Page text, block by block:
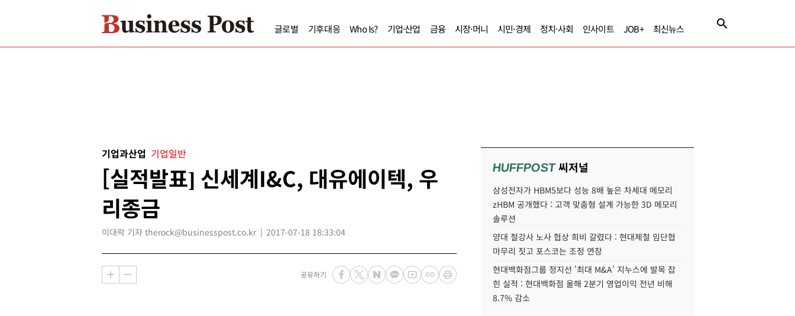
글로벌 기후대응 Who Is? 기업·산업 금융 시장·머니 시민·경제 정치·사회 인사이트 JOB+ 최신뉴스
기업과산업 기업일반
[실적발표] 신세계I&C, 대유에이텍, 우
리종금
이대락 기자 therock@businesspost.co.kr 2017-07-18 18:33:04
공유하기
HUFFPOST씨저널
삼성전자가 HBM5보다 성능 8배 높은 차세대 메모리
zHBM 공개했다 : 고객 맞춤형 설계 가능한 3D 메모리
솔루션
양대 철강사 노사 협상 희비 갈렸다 : 현대제철 임단협
마무리 짓고 포스코는 조정 연장
현대백화점그룹 정지선 '최대 M&A' 지누스에 발목 잡
힌 실적 : 현대백화점 올해 2분기 영업이익 전년 비해
8.7% 감소